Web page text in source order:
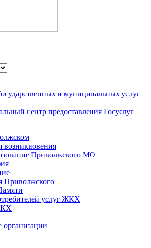
возникновения
Приволжского МО
Приволжского
услуг ЖКХ